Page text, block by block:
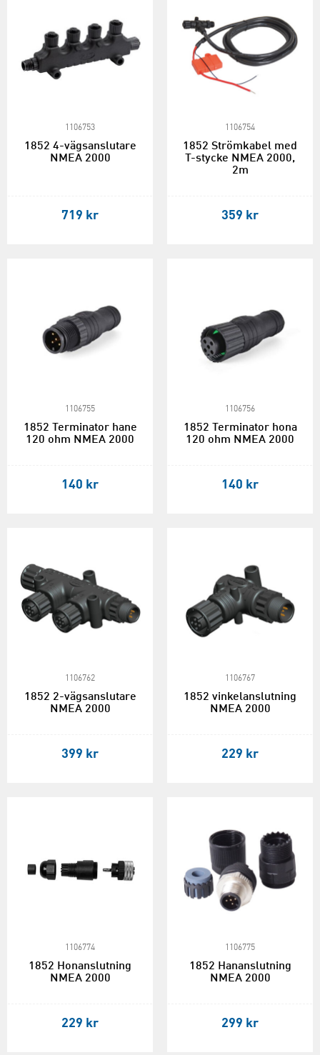
1106753
1852 4-vägsanslutare
NMEA 2000
719 kr
1106754
1852 Strömkabel med
T-stycke NMEA 2000,
2m
359 kr
1106755
1852 Terminator hane
120 ohm NMEA 2000
140 kr
1106756
1852 Terminator hona
120 ohm NMEA 2000
140 kr
1106762
1852 2-vägsanslutare
NMEA 2000
399 kr
1106767
1852 vinkelanslutning
NMEA 2000
229 kr
1106774
1852 Honanslutning
NMEA 2000
229 kr
1106775
1852 Hananslutning
NMEA 2000
299 kr